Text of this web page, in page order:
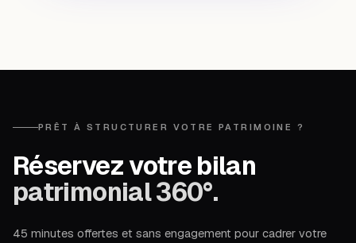
PRÊT À STRUCTURER VOTRE PATRIMOINE ?
Réservez votre bilan
patrimonial 360°.
45 minutes offertes et sans engagement pour cadrer votre